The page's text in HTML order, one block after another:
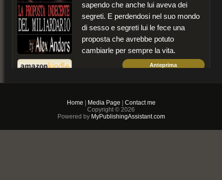
sapendo che anche lui aveva dei
segreti. E perdendosi nel suo mondo
di sesso e segreti lui le fece una
proposta che avrebbe potuto
cambiarle per sempre la vita.
Anteprima
PDF & EPUB (For
iPhone/Android/Kindle)
Home Media Page
Contact me
Copyright © 2026
Powered byMyPublishingAssistant.com